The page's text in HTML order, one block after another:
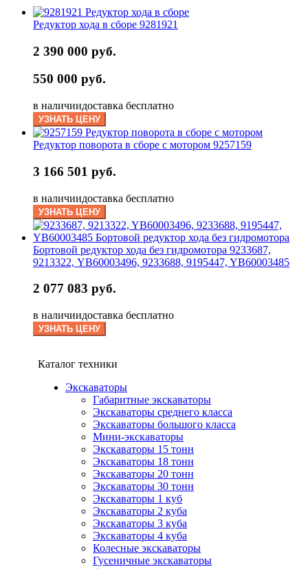
Редуктор хода в сборе 9281921
2 390 000 руб.
550 000 руб.
в наличиидоставка бесплатно
УЗНАТЬ ЦЕНУ
Редуктор поворота в сборе с мотором 9257159
3 166 501 руб.
в наличиидоставка бесплатно
УЗНАТЬ ЦЕНУ
Бортовой редуктор хода без гидромотора 9233687,
9213322, YB60003496, 9233688, 9195447, YB60003485
2 077 083 руб.
в наличиидоставка бесплатно
УЗНАТЬ ЦЕНУ
Каталог техники
Экскаваторы
Габаритные экскаваторы
Экскаваторы среднего класса
Экскаваторы большого класса
Мини-экскаваторы
Экскаваторы 15 тонн
Экскаваторы 18 тонн
Экскаваторы 20 тонн
Экскаваторы 30 тонн
Экскаваторы 1 куб
Экскаваторы 2 куба
Экскаваторы 3 куба
Экскаваторы 4 куба
Колесные экскаваторы
Гусеничные экскаваторы